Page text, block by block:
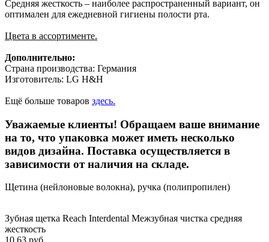
Средняя жесткость – наиболее распространенный вариант, он
оптимален для ежедневной гигиены полости рта.
Цвета в ассортименте.
Дополнительно:
Страна производства: Германия
Изготовитель: LG H&H
Ещё больше товаров здесь.
Уважаемые клиенты! Обращаем ваше внимание
на то, что упаковка может иметь несколько
видов дизайна. Поставка осуществляется в
зависимости от наличия на складе.
Щетина (нейлоновые волокна), ручка (полипропилен)
Зубная щетка Reach Interdental Межзубная чистка средняя
жесткость